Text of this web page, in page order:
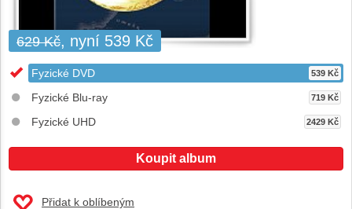
629 Kč, nyní 539 Kč
Fyzické DVD 539 Kč
Fyzické Blu-ray 719 Kč
Fyzické UHD 2429 Kč
Koupit album
Přidat k oblíbeným